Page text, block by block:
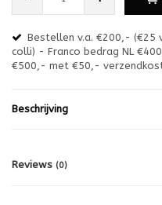
Bestellen v.a. €200,-
colli) - Franco bedrag NL
€500,- met €50,-
Beschrijving
Reviews (0)